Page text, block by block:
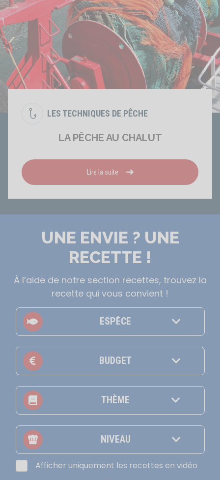
LES TECHNIQUES DE PÊCHE
LA PÊCHE AU CHALUT
Lire la suite
UNE ENVIE ? UNE
RECETTE !
À l’aide de notre section recettes, trouvez la
recette qui vous convient !
ESPÈCE
BUDGET
THÈME
NIVEAU
Afficher uniquement les recettes en vidéo